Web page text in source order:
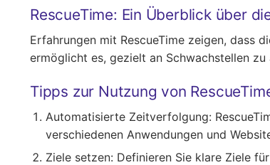
RescueTime: Ein Überblick über
Erfahrungen mit RescueTime zeigen, dass
ermöglicht es, gezielt an Schwachstellen
Tipps zur Nutzung von
Automatisierte Zeitverfolgung:
verschiedenen Anwendungen und
Ziele setzen: Definieren Sie klare Ziele